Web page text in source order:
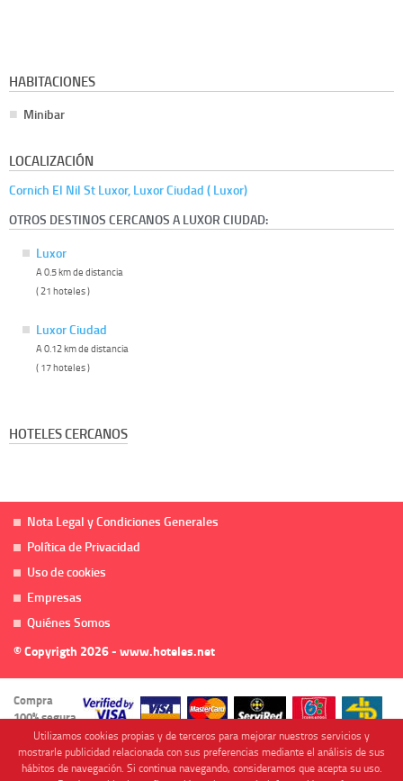
HABITACIONES
Minibar
LOCALIZACIÓN
Cornich El Nil St Luxor, Luxor Ciudad ( Luxor)
OTROS DESTINOS CERCANOS A LUXOR CIUDAD:
Luxor
A 0.5 km de distancia
( 21 hoteles )
Luxor Ciudad
A 0.12 km de distancia
( 17 hoteles )
HOTELES CERCANOS
Nota Legal y Condiciones Generales
Política de Privacidad
Uso de cookies
Empresas
Quiénes Somos
© Copyrigth 2026 - www.hoteles.net
Compra
100% segura
Utilizamos cookies propias y de terceros para mejorar nuestros servicios y
mostrarle publicidad relacionada con sus preferencias mediante el análisis de sus
hábitos de navegación. Si continua navegando, consideramos que acepta su uso.